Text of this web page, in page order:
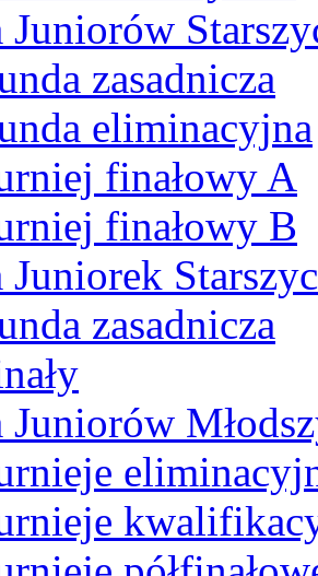
Juniorów
zasadnicza
eliminacyjna
finałowy A
finałowy B
Juniorek
zasadnicza
Juniorów